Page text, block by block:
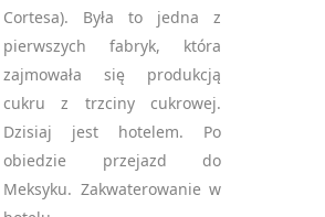
Cortesa). Była to jedna z
pierwszych fabryk, która
zajmowała się produkcją
cukru z trzciny cukrowej.
Dzisiaj jest hotelem. Po
obiedzie przejazd do
Meksyku. Zakwaterowanie w